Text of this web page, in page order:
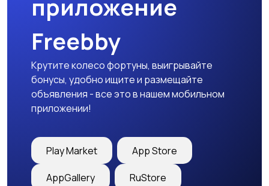
приложение
Freebby
Крутите колесо фортуны, выигрывайте
бонусы, удобно ищите и размещайте
объявления - все это в нашем мобильном
приложении!
Play Market App Store
AppGallery RuStore